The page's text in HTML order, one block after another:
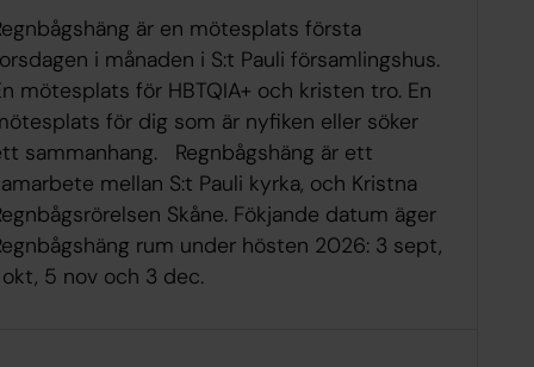
är en mötesplats första
i månaden i S:t Pauli församlingshus.
mötesplats för HBTQIA+ och kristen tro. En
för dig som är nyfiken eller söker
sammanhang. Regnbågshäng är ett
mellan S:t Pauli kyrka, och Kristna
Skåne. Fökjande datum äger
rum under hösten 2026: 3 sept,
okt, 5 nov och 3 dec.